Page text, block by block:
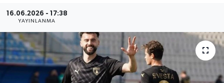
16.06.2026 - 17:38
YAYINLANMA
Haber Arşivi